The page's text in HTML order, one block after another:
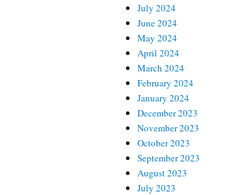
July 2024
June 2024
May 2024
April 2024
March 2024
February 2024
January 2024
December 2023
November 2023
October 2023
September 2023
August 2023
July 2023